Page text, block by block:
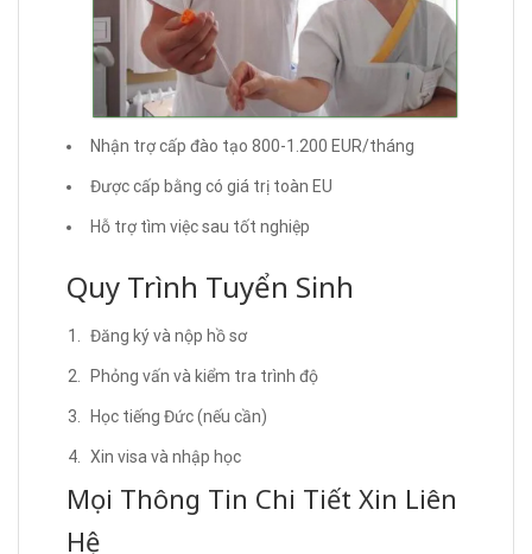
Nhận trợ cấp đào tạo 800-1.200 EUR/tháng
Được cấp bằng có giá trị toàn EU
Hỗ trợ tìm việc sau tốt nghiệp
Quy Trình Tuyển Sinh
Đăng ký và nộp hồ sơ
Phỏng vấn và kiểm tra trình độ
Học tiếng Đức (nếu cần)
Xin visa và nhập học
Mọi Thông Tin Chi Tiết Xin Liên
Hệ